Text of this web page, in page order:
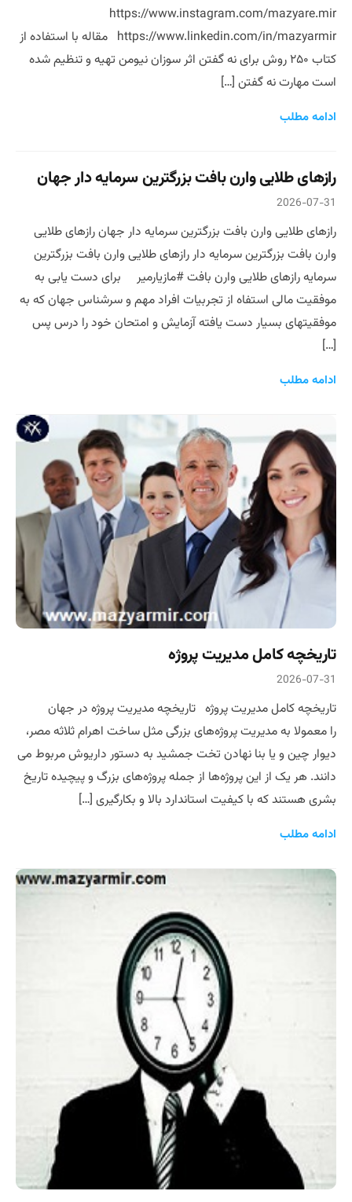
https://www.instagram.com/mazyare.mir
https://www.linkedin.com/in/mazyarmir مقاله با استفاده از
کتاب ۲۵۰ روش برای نه گفتن اثر سوزان نیومن تهیه و تنظیم شده
است مهارت نه گفتن […]
ادامه مطلب
رازهای طلایی وارن بافت بزرگترین سرمایه دار جهان
2026-07-31
رازهای طلایی وارن بافت بزرگترین سرمایه دار جهان رازهای طلایی
وارن بافت بزرگترین سرمایه دار رازهای طلایی وارن بافت بزرگترین
سرمایه رازهای طلایی وارن بافت #مازیارمیر برای دست یابی به
موفقیت مالی استفاه از تجربیات افراد مهم و سرشناس جهان که به
موفقیتهای بسیار دست یافته آزمایش و امتحان خود را درس پس
[…]
ادامه مطلب
تاریخچه کامل مدیریت پروژه
2026-07-31
تاریخچه کامل مدیریت پروژه تاریخچه مدیریت پروژه در جهان
را معمولا به مدیریت پروژه‌های بزرگی مثل ساخت اهرام ثلاثه مصر،
دیوار چین و یا بنا نهادن تخت جمشید به دستور داریوش مربوط می‏
دانند. هر یک از این پروژه‌ها از جمله پروژه‌های بزرگ و پیچیده تاریخ
بشری هستند که با کیفیت استاندارد بالا و بکارگیری […]
ادامه مطلب